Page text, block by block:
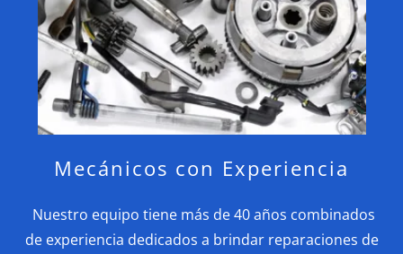
Mecánicos con Experiencia
Nuestro equipo tiene más de 40 años combinados
de experiencia dedicados a brindar reparaciones de